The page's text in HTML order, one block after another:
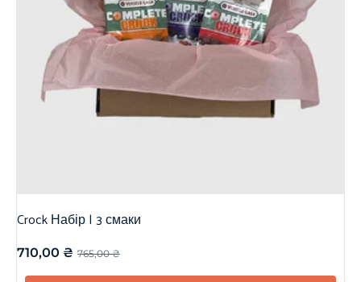
Crock Набір | 3 смаки
765,00₴
710,00 ₴